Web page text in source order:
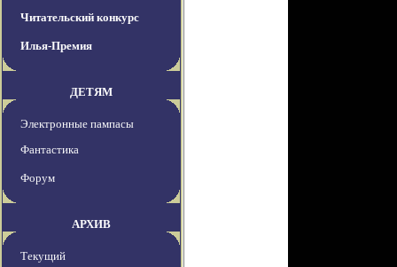
Читательский конкурс
Илья-Премия
ДЕТЯМ
Электронные пампасы
Фантастика
Форум
АРХИВ
Текущий